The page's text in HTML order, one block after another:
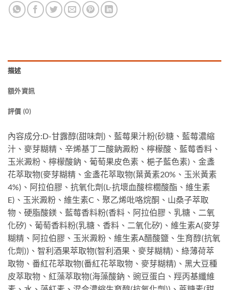
描述
額外資訊
評價 (0)
內容成分:D-甘露醇(甜味劑)、藍莓果汁粉(砂糖、藍莓濃縮
汁、麥芽糊精、辛烯基丁二酸鈉澱粉、檸檬酸、藍莓香料、
玉米澱粉、檸檬酸鈉、葡萄果皮色素、梔子藍色素)、金盞
花萃取物(麥芽糊精、金盞花萃取物(葉黃素20%、玉米黃素
4%)、阿拉伯膠、抗氧化劑(L-抗壞血酸棕櫚酸酯、維生素
E)、玉米澱粉、維生素C、聚乙烯吡咯烷酮、山桑子萃取
物、硬脂酸鎂、藍莓香料粉(香料、阿拉伯膠、乳糖、二氧
化矽)、葡萄香料粉(乳糖、香料、二氧化矽)、維生素A(麥芽
糊精、阿拉伯膠、玉米澱粉、維生素A醋酸鹽、生育醇(抗氧
化劑))、智利酒果萃取物(智利酒果、麥芽糊精)、綠薄荷萃
取物、番紅花萃取物(番紅花萃取物、麥芽糊精)、黑大豆種
皮萃取物、紅藻萃取物(海藻酸鈉、豌豆蛋白、羥丙基纖維